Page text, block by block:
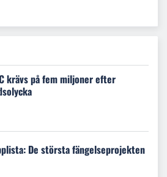
krävs på fem miljoner efter
De största fängelseprojekten